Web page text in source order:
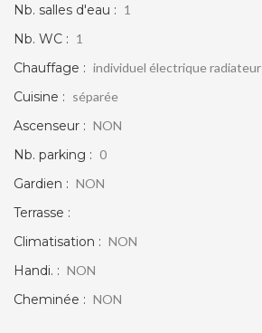
Nb. salles d'eau : 1
Nb. WC : 1
Chauffage : individuel électrique radiateur
Cuisine : séparée
Ascenseur : NON
Nb. parking : 0
Gardien : NON
Terrasse :
Climatisation : NON
Handi. : NON
Cheminée : NON